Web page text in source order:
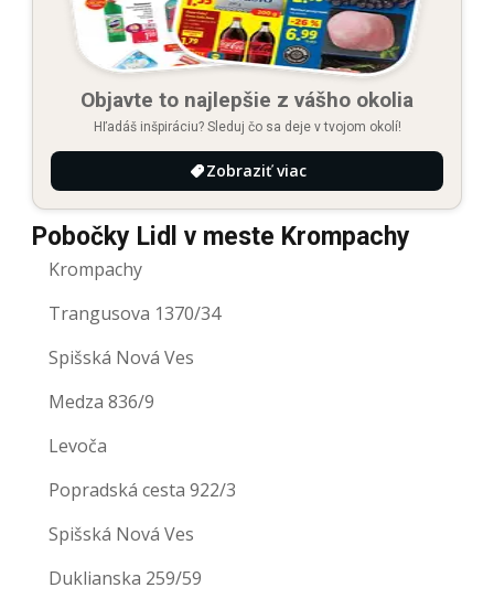
Objavte to najlepšie z vášho okolia
Hľadáš inšpiráciu? Sleduj čo sa deje v tvojom okolí!
Zobraziť viac
Pobočky Lidl v meste Krompachy
Krompachy
Trangusova 1370/34
Spišská Nová Ves
Medza 836/9
Levoča
Popradská cesta 922/3
Spišská Nová Ves
Duklianska 259/59